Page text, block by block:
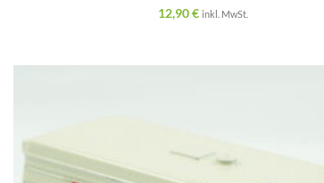
12,90€ inkl. MwSt.